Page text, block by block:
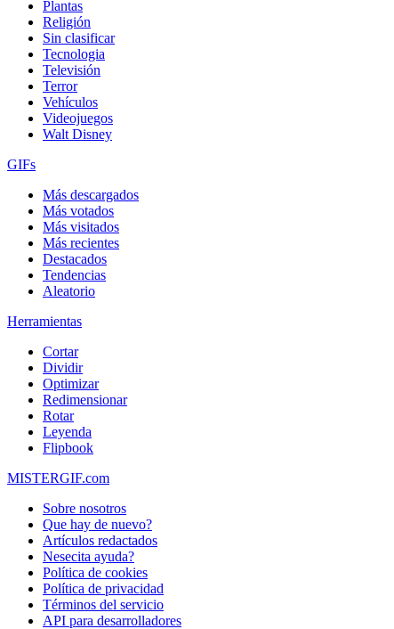
Plantas
Religión
Sin clasificar
Tecnologia
Televisión
Terror
Vehículos
Videojuegos
Walt Disney
GIFs
Más descargados
Más votados
Más visitados
Más recientes
Destacados
Tendencias
Aleatorio
Herramientas
Cortar
Dividir
Optimizar
Redimensionar
Rotar
Leyenda
Flipbook
MISTERGIF.com
Sobre nosotros
Que hay de nuevo?
Artículos redactados
Nesecita ayuda?
Política de cookies
Política de privacidad
Términos del servicio
API para desarrolladores